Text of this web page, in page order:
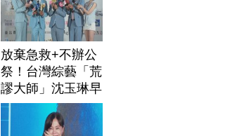
放棄急救+不辦公
祭！台灣綜藝「荒
謬大師」沈玉琳早
安排身後事